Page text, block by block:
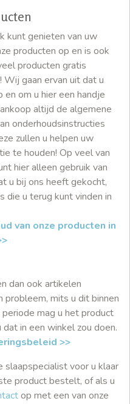
kunt genieten van uw
producten op en is ook
producten gratis
Wij gaan ervan uit dat u
om u hier een handje
altijd de algemene
onderhoudsinstructies
zullen u helpen uw
te houden! Op veel van
hier alleen gebruik van
u bij ons heeft gekocht,
die u terug kunt vinden in
van onze producten in
dan ook artikelen
probleem, mits u dit binnen
mag u het product
in een winkel zou doen.
>>
voor u klaar
product bestelt, of als u
op met een van onze